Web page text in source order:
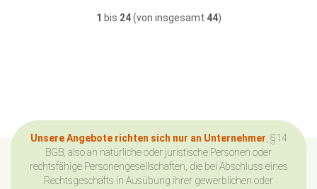
1 bis 24(von insgesamt 44)
Unsere Angebote richten sich nur an Unternehmer , §14
BGB, also an natürliche oder juristische Personen oder
rechtsfähige Personengesellschaften, die bei Abschluss eines
Rechtsgeschäfts in Ausübung ihrer gewerblichen oder